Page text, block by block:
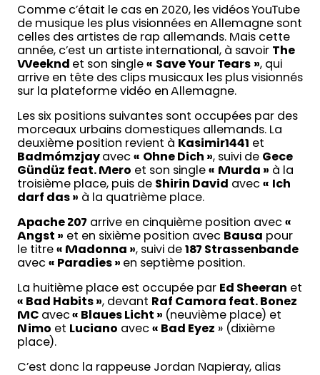
Comme c’était le cas en 2020, les vidéos YouTube
de musique les plus visionnées en Allemagne sont
celles des artistes de rap allemands. Mais cette
année, c’est un artiste international, à savoir The
Weeknd et son single « Save Your Tears », qui
arrive en tête des clips musicaux les plus visionnés
sur la plateforme vidéo en Allemagne.
Les six positions suivantes sont occupées par des
morceaux urbains domestiques allemands. La
deuxième position revient à Kasimir1441 et
Badmómzjay avec « Ohne Dich », suivi de Gece
Gündüz feat. Mero et son single « Murda » à la
troisième place, puis de Shirin David avec «
Ich
darf das » à la quatrième place.
Apache 207 arrive en cinquième position avec «
Angst » et en sixième position avec Bausa pour
le titre « Madonna », suivi de 187 Strassenbande
avec « Paradies » en septième position.
La huitième place est occupée par Ed Sheeran et
« Bad Habits », devant Raf Camora feat. Bonez
MC avec« Blaues Licht » (neuvième place) et
Nimo et Luciano avec « Bad Eyez » (dixième
place).
C’est donc la rappeuse Jordan Napieray, alias